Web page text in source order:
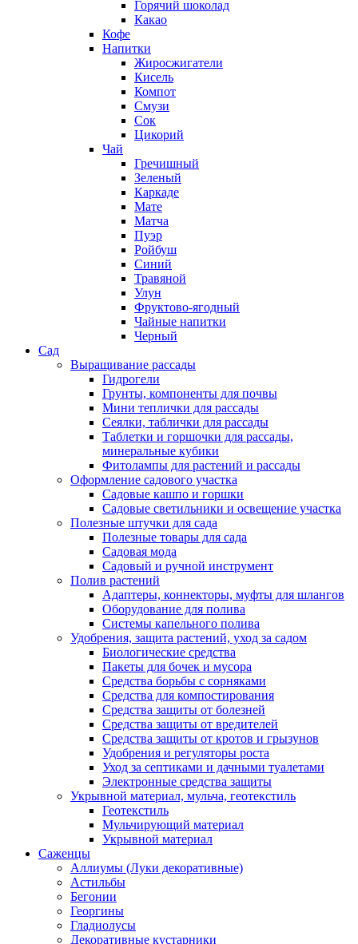
Горячий шоколад
Какао
Кофе
Напитки
Жиросжигатели
Кисель
Компот
Смузи
Сок
Цикорий
Чай
Гречишный
Зеленый
Каркаде
Мате
Матча
Пуэр
Ройбуш
Синий
Травяной
Улун
Фруктово-ягодный
Чайные напитки
Черный
Сад
Выращивание рассады
Гидрогели
Грунты, компоненты для почвы
Мини теплички для рассады
Сеялки, таблички для рассады
Таблетки и горшочки для рассады,
минеральные кубики
Фитолампы для растений и рассады
Оформление садового участка
Садовые кашпо и горшки
Садовые светильники и освещение участка
Полезные штучки для сада
Полезные товары для сада
Садовая мода
Садовый и ручной инструмент
Полив растений
Адаптеры, коннекторы, муфты для шлангов
Оборудование для полива
Системы капельного полива
Удобрения, защита растений, уход за садом
Биологические средства
Пакеты для бочек и мусора
Средства борьбы с сорняками
Средства для компостирования
Средства защиты от болезней
Средства защиты от вредителей
Средства защиты от кротов и грызунов
Удобрения и регуляторы роста
Уход за септиками и дачными туалетами
Электронные средства защиты
Укрывной материал, мульча, геотекстиль
Геотекстиль
Мульчирующий материал
Укрывной материал
Саженцы
Аллиумы (Луки декоративные)
Астильбы
Бегонии
Георгины
Гладиолусы
Декоративные кустарники